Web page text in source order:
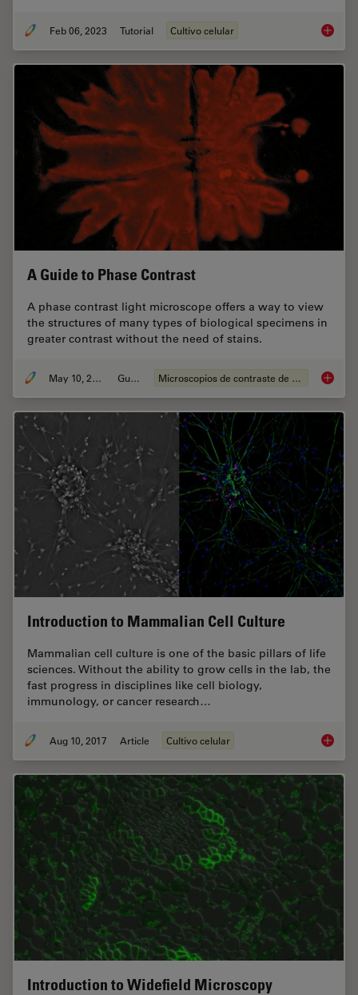
Feb 06, 2023 Tutorial Cultivo celular How to
A Guide to Phase Contrast
A phase contrast light microscope offers a way to view
the structures of many types of biological specimens in
greater contrast without the need of stains.
May 10, 2021 Guide Microscopios de contraste de fases A
Introduction to Mammalian Cell Culture
Mammalian cell culture is one of the basic pillars of life
sciences. Without the ability to grow cells in the lab, the
fast progress in disciplines like cell biology,
immunology, or cancer research…
Aug 10, 2017 Article Cultivo celular
Introduction to Widefield Microscopy